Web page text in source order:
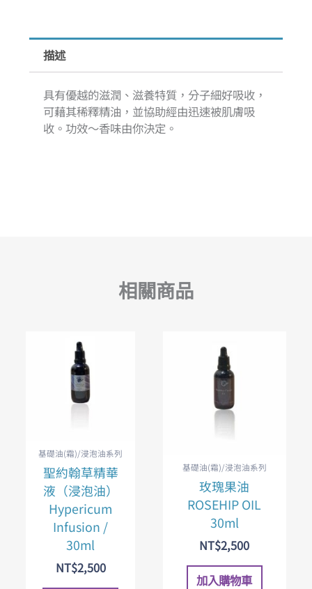
描述
具有優越的滋潤、滋養特質，分子細好吸收，
可藉其稀釋精油，並協助經由迅速被肌膚吸
收。功效〜香味由你決定。
相關商品
基礎油(霜)/浸泡油系列
聖約翰草精華
液（浸泡油）
Hypericum
Infusion /
30ml
NT$2,500
基礎油(霜)/浸泡油系列
玫瑰果油
ROSEHIP OIL
30ml
NT$2,500
加入購物車